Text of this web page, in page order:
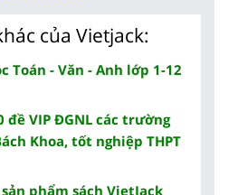
của Vietjack:
Toán - Văn - Anh lớp 1-12
đề VIP ĐGNL các trường
Khoa, tốt nghiệp THPT
phẩm sách VietJack